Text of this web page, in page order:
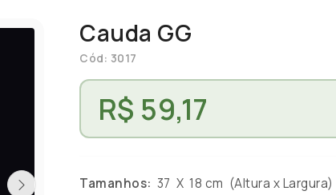
Cauda GG
Cód: 3017
R$ 59,17
Tamanhos: 37 X 18 cm (Altura x Largura)